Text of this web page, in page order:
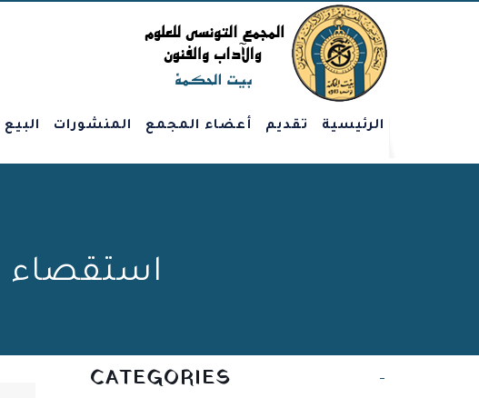
الرئيسية تقديم أعضاء المجمع المنشورات البيع
استقصاء
CATEGORIES